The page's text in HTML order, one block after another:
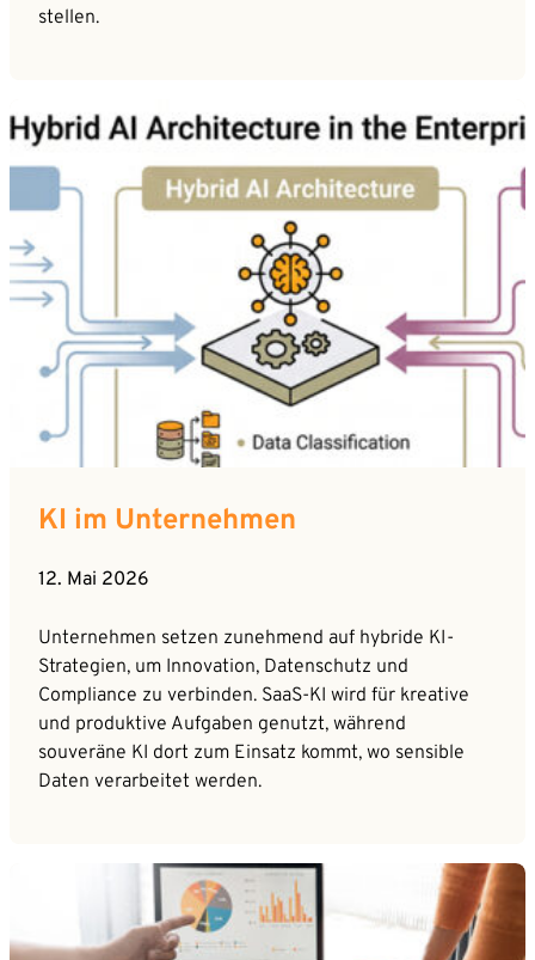
stellen.
KI im Unternehmen
12. Mai 2026
Unternehmen setzen zunehmend auf hybride KI-
Strategien, um Innovation, Datenschutz und
Compliance zu verbinden. SaaS-KI wird für kreative
und produktive Aufgaben genutzt, während
souveräne KI dort zum Einsatz kommt, wo sensible
Daten verarbeitet werden.